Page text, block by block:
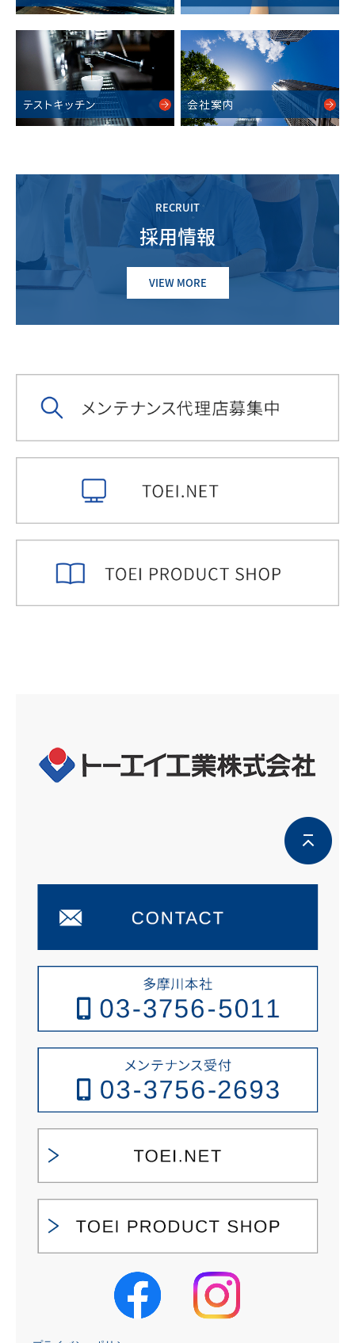
RECRUIT
採用情報
VIEW MORE